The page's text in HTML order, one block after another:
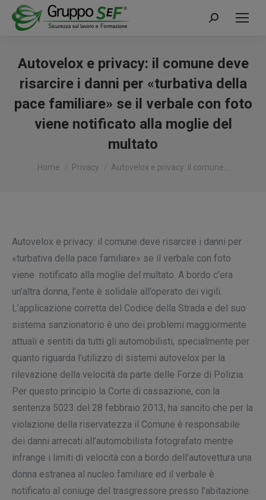
Cerca:
Autovelox e privacy: il comune deve
risarcire i danni per «turbativa della
pace familiare» se il verbale con foto
viene notificato alla moglie del
multato
Tu sei qui:
Home Privacy Autovelox e privacy: il comune…
Autovelox e privacy: il comune deve risarcire i danni per
«turbativa della pace familiare» se il verbale con foto
viene notificato alla moglie del multato. A bordo c’era
un’altra donna, l’ente è solidale all’operato dei vigili.
L’applicazione corretta del Codice della Strada e del suo
sistema sanzionatorio è uno dei problemi maggiormente
attuali e sentiti da tutti gli automobilisti, specialmente per
quanto riguarda l’utilizzo di sistemi autovelox per la
rilevazione della velocità da parte delle Forze di Polizia.
Per questo principio la Corte di cassazione, con la
sentenza 5023 del 28 febbraio 2013, ha sancito che per la
violazione della riservatezza il Comune è responsabile
dei danni arrecati all’automobilista fotografato mentre
infrange i limiti di velocità con a bordo dell’autovettura una
donna estranea al nucleo familiare ed il verbale è
notificato al coniuge del trasgressore presso l’abitazione.